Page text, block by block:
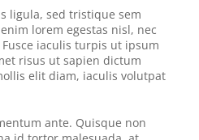
ligula, sed tristique sem
lorem egestas nisl, nec
iaculis turpis ut ipsum
risus ut sapien dictum
elit diam, iaculis volutpat
ante. Quisque non